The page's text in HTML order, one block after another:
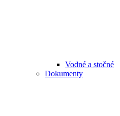
Vodné a stočné
Dokumenty